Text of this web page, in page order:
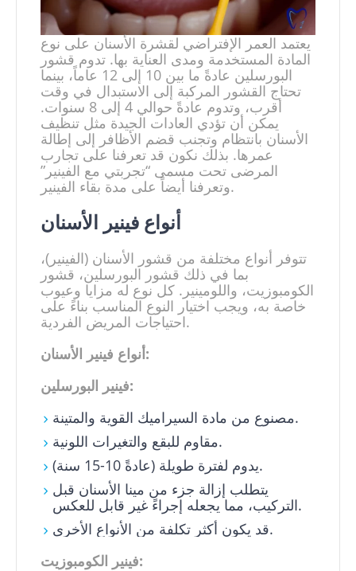
يعتمد العمر الإفتراضي لقشرة الأسنان على نوع
المادة المستخدمة ومدى العناية بها. تدوم قشور
البورسلين عادةً ما بين 10 إلى 12 عاماً، بينما
تحتاج القشور المركبة إلى الاستبدال في وقت
أقرب، وتدوم عادةً حوالي 4 إلى 8 سنوات.
يمكن أن تؤدي العادات الجيدة مثل تنظيف
الأسنان بانتظام وتجنب قضم الأظافر إلى إطالة
عمرها. بذلك نكون قد تعرفنا على تجارب
المرضى تحت مسمى “تجربتي مع الفينير”
وتعرفنا أيضاً على مدة بقاء الفينير.
أنواع فينير الأسنان
تتوفر أنواع مختلفة من قشور الأسنان (الفينير)،
بما في ذلك قشور البورسلين، قشور
الكومبوزيت، واللومينير. كل نوع له مزايا وعيوب
خاصة به، ويجب اختيار النوع المناسب بناءً على
احتياجات المريض الفردية.
أنواع فينير الأسنان:
فينير البورسلين:
مصنوع من مادة السيراميك القوية والمتينة.
مقاوم للبقع والتغيرات اللونية.
يدوم لفترة طويلة (عادةً 10-15 سنة).
يتطلب إزالة جزء من مينا الأسنان قبل
التركيب، مما يجعله إجراءً غير قابل للعكس.
قد يكون أكثر تكلفة من الأنواع الأخرى.
فينير الكومبوزيت: